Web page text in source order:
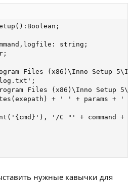
string;
Files (x86)\Inno Setup
Files (x86)\Inno Setup
+ ' ' + params + '
'/C "' + command +
нужные кавычки для